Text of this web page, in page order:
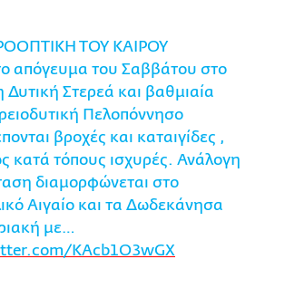
ΤΟΥ ΚΑΙΡΟΥ
απόγευμα του Σαββάτου στο
Δυτική Στερεά και βαθμιαία
Πελοπόννησο
βροχές και καταιγίδες ,
κατά τόπους ισχυρές. Ανάλογη
διαμορφώνεται στο
Αιγαίο και τα Δωδεκάνησα
με…
KAcb1O3wGX